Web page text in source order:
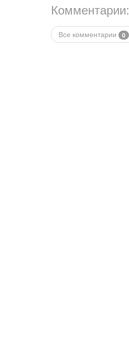
Комментарии:
Все комментарии 0